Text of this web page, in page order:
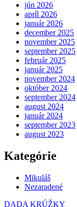
jún 2026
apríl 2026
január 2026
december 2025
november 2025
september 2025
február 2025
január 2025
november 2024
október 2024
september 2024
august 2024
január 2024
september 2023
august 2023
Kategórie
Mikuláš
Nezaradené
DADA KRÚŽKY